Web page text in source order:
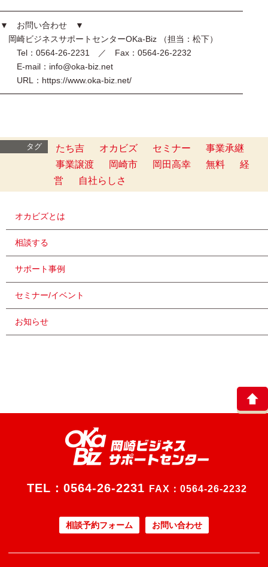
━━━━━━━━━━━━━━━━━━━━━━━━━━━━━
▼ お問い合わせ ▼
岡崎ビジネスサポートセンターOKa-Biz （担当：松下）
Tel：0564-26-2231 ／ Fax：0564-26-2232
E-mail：info@oka-biz.net
URL：https://www.oka-biz.net/
━━━━━━━━━━━━━━━━━━━━━━━━━━━━━
タグ たち吉 オカビズ セミナー
事業承継
事業譲渡
岡崎市 岡田高幸 無料
経
営
自社らしさ
オカビズとは
相談する
サポート事例
セミナー/イベント
お知らせ
TEL： 0564-26-2231 FAX：0564-26-2232
相談予約フォーム お問い合わせ